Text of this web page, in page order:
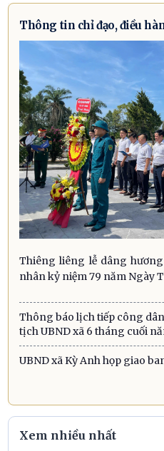
Thông tin chỉ đạo, điều
Thiêng liêng lễ dâng
nhân kỷ niệm 79 năm Ngày
Thông báo lịch tiếp công
tịch UBND xã 6 tháng
UBND xã Kỳ Anh họp giao
Xem nhiều nhất